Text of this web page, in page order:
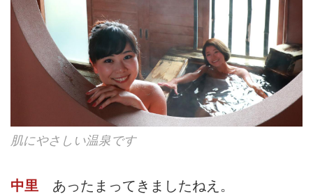
肌にやさしい温泉です
中里 あったまってきましたねえ。